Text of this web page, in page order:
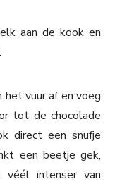
aan de kook en
vuur af en voeg
tot de chocolade
direct een snufje
een beetje gek,
véél intenser van